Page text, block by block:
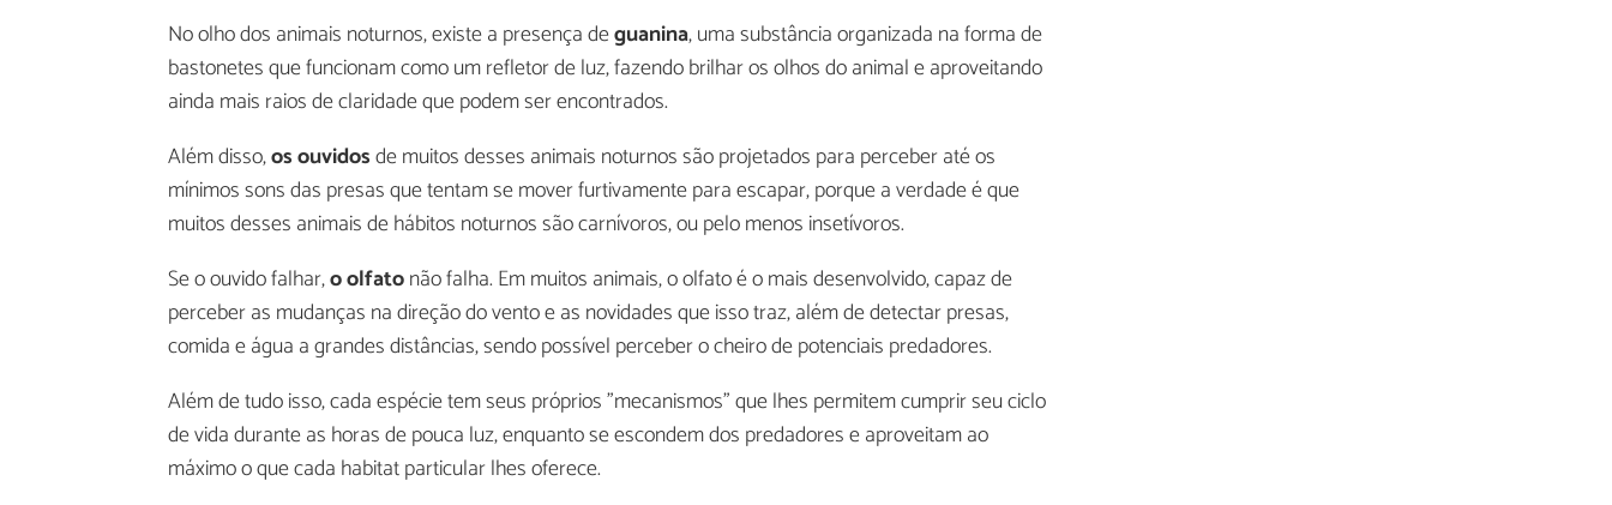
No olho dos animais noturnos, existe a presença deguanina, uma substância organizada na forma de
bastonetes que funcionam como um refletor de luz, fazendo brilhar os olhos do animal e aproveitando
ainda mais raios de claridade que podem ser encontrados.
Além disso,os ouvidosde muitos desses animais noturnos são projetados para perceber até os
mínimos sons das presas que tentam se mover furtivamente para escapar, porque a verdade é que
muitos desses animais de hábitos noturnos são carnívoros, ou pelo menos insetívoros.
Se o ouvido falhar,o olfatonão falha. Em muitos animais, o olfato é o mais desenvolvido, capaz de
perceber as mudanças na direção do vento e as novidades que isso traz, além de detectar presas,
comida e água a grandes distâncias, sendo possível perceber o cheiro de potenciais predadores.
Além de tudo isso, cada espécie tem seus próprios "mecanismos" que lhes permitem cumprir seu ciclo
de vida durante as horas de pouca luz, enquanto se escondem dos predadores e aproveitam ao
máximo o que cada habitat particular lhes oferece.